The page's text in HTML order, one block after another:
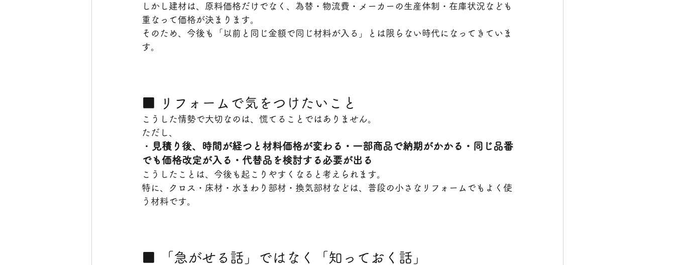
しかし建材は、原料価格だけでなく、為替・物流費・メーカーの生産体制・在庫状況なども
重なって価格が決まります。
そのため、今後も「以前と同じ金額で同じ材料が入る」とは限らない時代になってきていま
す。
■ リフォームで気をつけたいこと
こうした情勢で大切なのは、慌てることではありません。
ただし、
・ 見積り後、時間が経つと材料価格が変わる・一部商品で納期がかかる・同じ品番
でも価格改定が入る・代替品を検討する必要が出る
こうしたことは、今後も起こりやすくなると考えられます。
特に、クロス・床材・水まわり部材・換気部材などは、普段の小さなリフォームでもよく使
う材料です。
■ 「急がせる話」ではなく「知っておく話」